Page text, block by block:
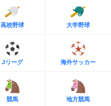
高校野球 大学野球
Jリーグ 海外サッカー
競馬 地方競馬